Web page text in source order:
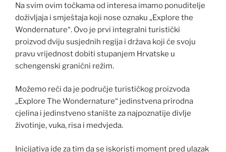
Na svim ovim točkama od interesa imamo ponuditelje
doživljaja i smještaja koji nose oznaku „Explore the
Wondernature“. Ovo je prvi integralni turistički
proizvod dviju susjednih regija i država koji će svoju
pravu vrijednost dobiti stupanjem Hrvatske u
schengenski granični režim.
Možemo reći da je područje turističkog proizvoda
„Explore The Wondernature“ jedinstvena prirodna
cjelina i jedinstveno stanište za najpoznatije divlje
životinje, vuka, risa i medvjeda.
Inicijativa ide za tim da se iskoristi moment pred ulazak